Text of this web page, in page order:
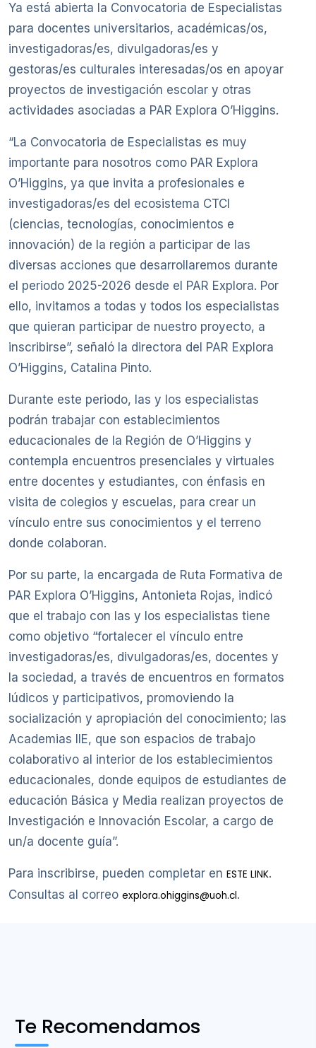
Ya está abierta la Convocatoria de Especialistas
para docentes universitarios, académicas/os,
investigadoras/es, divulgadoras/es y
gestoras/es culturales interesadas/os en apoyar
proyectos de investigación escolar y otras
actividades asociadas a PAR Explora O’Higgins.
“La Convocatoria de Especialistas es muy
importante para nosotros como PAR Explora
O’Higgins, ya que invita a profesionales e
investigadoras/es del ecosistema CTCI
(ciencias, tecnologías, conocimientos e
innovación) de la región a participar de las
diversas acciones que desarrollaremos durante
el periodo 2025-2026 desde el PAR Explora. Por
ello, invitamos a todas y todos los especialistas
que quieran participar de nuestro proyecto, a
inscribirse”, señaló la directora del PAR Explora
O’Higgins, Catalina Pinto.
Durante este periodo, las y los especialistas
podrán trabajar con establecimientos
educacionales de la Región de O’Higgins y
contempla encuentros presenciales y virtuales
entre docentes y estudiantes, con énfasis en
visita de colegios y escuelas, para crear un
vínculo entre sus conocimientos y el terreno
donde colaboran.
Por su parte, la encargada de Ruta Formativa de
PAR Explora O’Higgins, Antonieta Rojas, indicó
que el trabajo con las y los especialistas tiene
como objetivo “fortalecer el vínculo entre
investigadoras/es, divulgadoras/es, docentes y
la sociedad, a través de encuentros en formatos
lúdicos y participativos, promoviendo la
socialización y apropiación del conocimiento; las
Academias IIE, que son espacios de trabajo
colaborativo al interior de los establecimientos
educacionales, donde equipos de estudiantes de
educación Básica y Media realizan proyectos de
Investigación e Innovación Escolar, a cargo de
un/a docente guía”.
Para inscribirse, pueden completar en ESTE LINK.
Consultas al correo explora.ohiggins@uoh.cl.
Te Recomendamos